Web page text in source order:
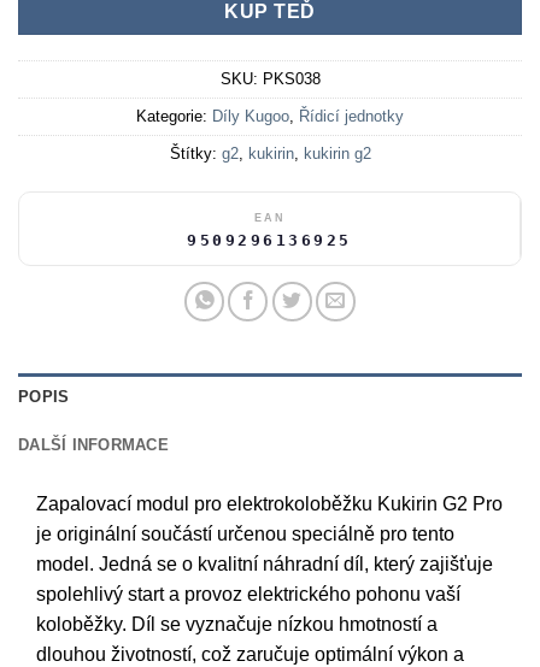
KUP TEĎ
SKU: PKS038
Kategorie: Díly Kugoo, Řídicí jednotky
Štítky: g2, kukirin, kukirin g2
EAN
9509296136925
POPIS
DALŠÍ INFORMACE
Zapalovací modul pro elektrokoloběžku Kukirin G2 Pro
je originální součástí určenou speciálně pro tento
model. Jedná se o kvalitní náhradní díl, který zajišťuje
spolehlivý start a provoz elektrického pohonu vaší
koloběžky. Díl se vyznačuje nízkou hmotností a
dlouhou životností, což zaručuje optimální výkon a